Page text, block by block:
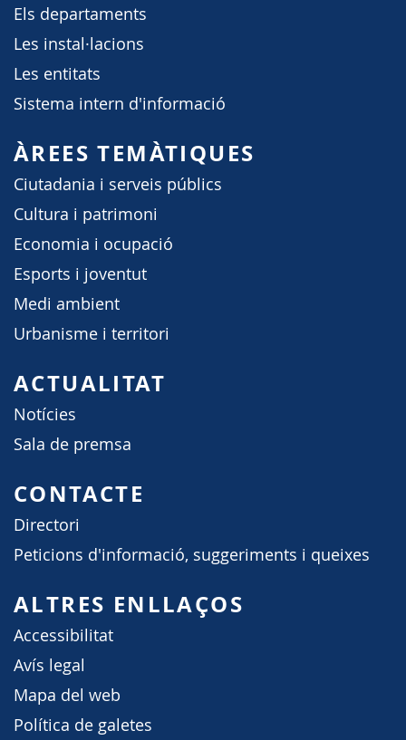
Els departaments
Les instal·lacions
Les entitats
Sistema intern d'informació
ÀREES TEMÀTIQUES
Ciutadania i serveis públics
Cultura i patrimoni
Economia i ocupació
Esports i joventut
Medi ambient
Urbanisme i territori
ACTUALITAT
Notícies
Sala de premsa
CONTACTE
Directori
Peticions d'informació, suggeriments i queixes
ALTRES ENLLAÇOS
Accessibilitat
Avís legal
Mapa del web
Política de galetes